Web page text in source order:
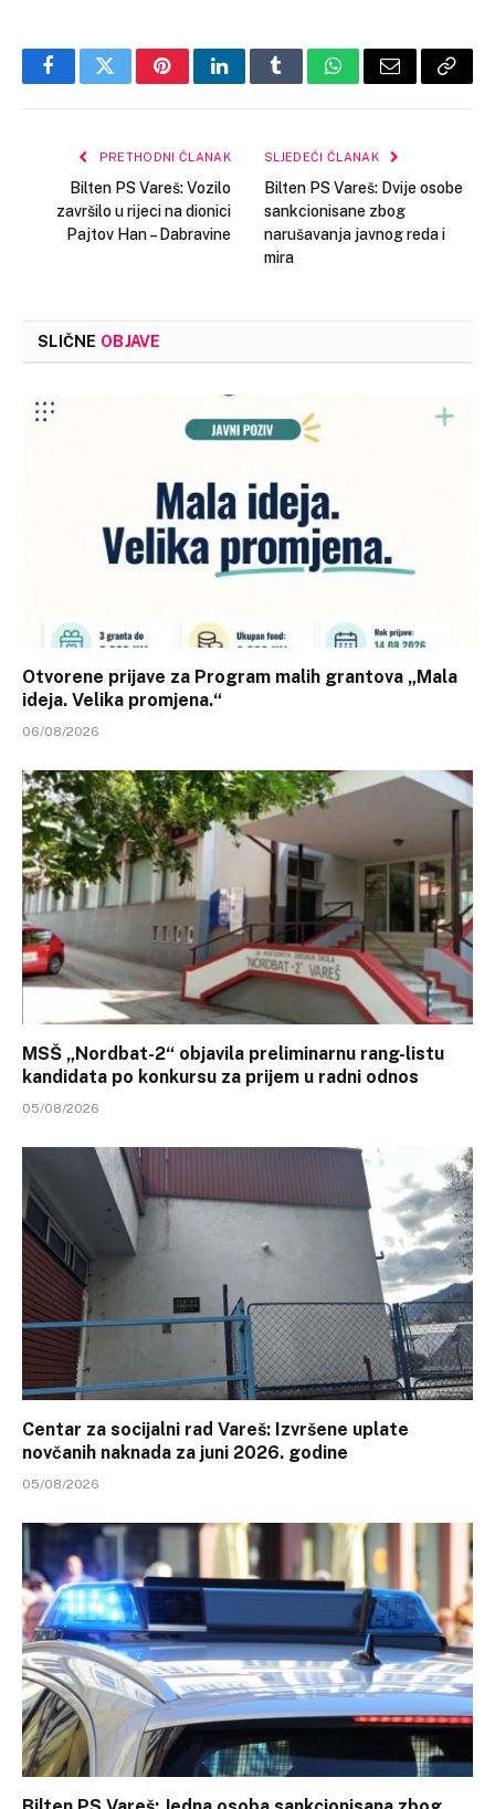
FacebookTwitterPinterestLinkedInTumblrWhatsApp
Email Copy
PRETHODNI ČLANAK
Bilten PS Vareš: Vozilo
završilo u rijeci na dionici
Pajtov Han – Dabravine
SLJEDEĆI ČLANAK
Bilten PS Vareš: Dvije osobe
sankcionisane zbog
narušavanja javnog reda i
mira
SLIČNE OBJAVE
Otvorene prijave za Program malih grantova „Mala
ideja. Velika promjena.“
06/08/2026
MSŠ „Nordbat-2“ objavila preliminarnu rang-listu
kandidata po konkursu za prijem u radni odnos
05/08/2026
Centar za socijalni rad Vareš: Izvršene uplate
novčanih naknada za juni 2026. godine
05/08/2026